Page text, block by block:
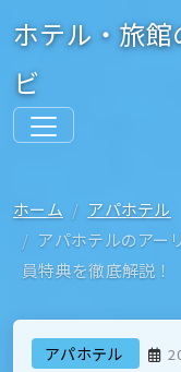
ホテル・旅
ビ
ホーム
アパホテル
アパホテルのアー
員特典を徹底解説！
アパホテル